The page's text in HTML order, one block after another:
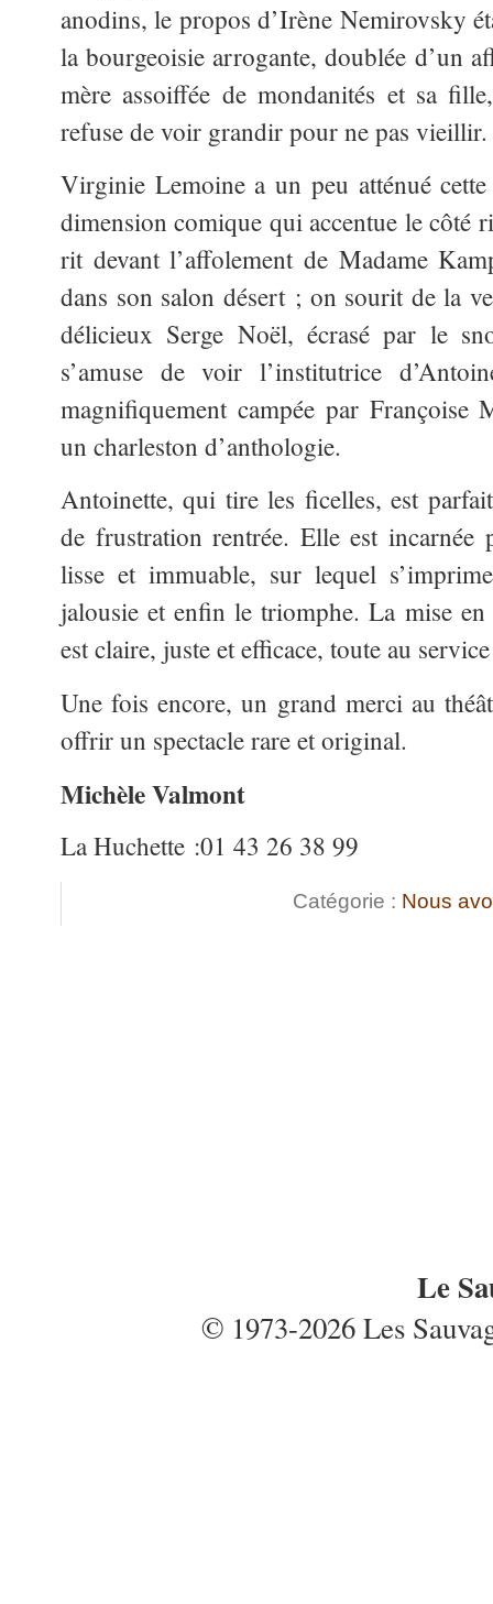
anodins, le propos d’Irène Nemirovsky
la bourgeoisie arrogante, doublée d’un
mère assoiffée de mondanités et sa
refuse de voir grandir pour ne pas vieillir.
Virginie Lemoine a un peu atténué
dimension comique qui accentue le côté
rit devant l’affolement de Madame
dans son salon désert ; on sourit de la
délicieux Serge Noël, écrasé par le
s’amuse de voir l’institutrice
magnifiquement campée par Françoise
un charleston d’anthologie.
Antoinette, qui tire les ficelles, est
de frustration rentrée. Elle est incarnée
lisse et immuable, sur lequel
jalousie et enfin le triomphe. La mise
est claire, juste et efficace, toute au
Une fois encore, un grand merci au
offrir un spectacle rare et original.
Michèle Valmont
La Huchette :01 43 26 38 99
Catégorie : Nous
Le
© 1973-2026 Les